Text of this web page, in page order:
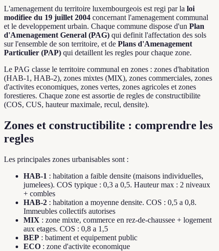
L'amenagement du territoire luxembourgeois est regi par la loi
modifiee du 19 juillet 2004 concernant l'amenagement communal
et le developpement urbain. Chaque commune dispose d'un Plan
d'Amenagement General (PAG) qui definit l'affectation des sols
sur l'ensemble de son territoire, et de Plans d'Amenagement
Particulier (PAP) qui detaillent les regles pour chaque zone.
Le PAG classe le territoire communal en zones : zones d'habitation
(HAB-1, HAB-2), zones mixtes (MIX), zones commerciales, zones
d'activites economiques, zones vertes, zones agricoles et zones
forestieres. Chaque zone est assortie de regles de constructibilite
(COS, CUS, hauteur maximale, recul, densite).
Zones et constructibilite : comprendre les
regles
Les principales zones urbanisables sont :
HAB-1 : habitation a faible densite (maisons individuelles,
jumelees). COS typique : 0,3 a 0,5. Hauteur max : 2 niveaux
+ combles
HAB-2 : habitation a moyenne densite. COS : 0,5 a 0,8.
Immeubles collectifs autorises
MIX : zone mixte, commerce en rez-de-chaussee + logement
aux etages. COS : 0,8 a 1,5
BEP : batiment et equipement public
ECO : zone d'activite economique